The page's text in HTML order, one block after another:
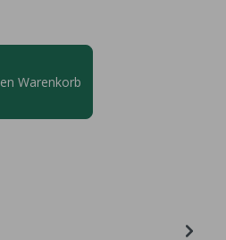
Warenkorb